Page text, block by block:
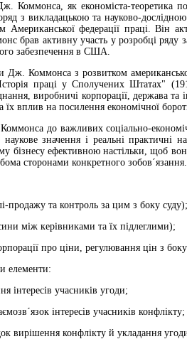
Коммонса, як економіста-теоретика
з викладацькою та науково-
Американської федерації праці. Він
брав активну участь у розробці ряду
забезпечення в США.
Дж. Коммонса з розвитком
праці у Сполучених Штатах"
виробничі корпорації, держава
їх вплив на посилення економічної
до важливих соціально-
значення і реальні практичні
бізнесу ефективною настільки, щоб
сторонами конкретного зобов´язання.
продажу та контроль за цим з боку суду);
між керівниками та їх підлеглими);
про ціни, регулювання цін з
елементи:
інтересів учасників угоди;
інтересів учасників конфлікту;
вирішення конфлікту й укладання